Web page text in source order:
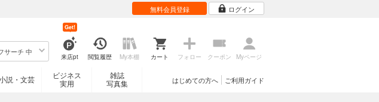
無料会員登録 ログイン
サーチ 中
来店pt
Get!
閲覧履歴 My本棚 カート フォロー クーポン Myページ
説・文芸
ビジネス
実用
雑誌
写真集
ご利用ガイド
はじめての方へ